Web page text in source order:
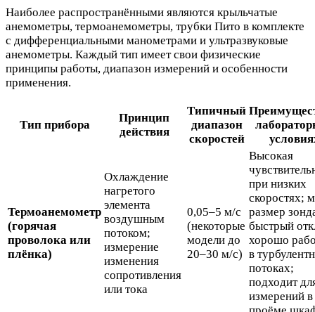
Наиболее распространёнными являются крыльчатые
анемометры, термоанемометры, трубки Пито в комплекте
с дифференциальными манометрами и ультразвуковые
анемометры. Каждый тип имеет свои физические
принципы работы, диапазон измерений и особенности
применения.
Тип прибора
Принцип
действия
Типичный
диапазон
скоростей
Термоанемометр
(горячая
проволока или
плёнка)
Охлаждение
нагретого
элемента
воздушным
потоком;
измерение
изменения
сопротивления
или тока
0,05–5 м/с
(некоторые
модели до
20–30 м/с)
Высокая
при низких
скоростях;
размер
быстрый
хорошо
в
потоках;
подходит
измерений в